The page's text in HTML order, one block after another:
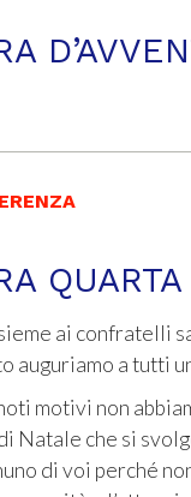
ai confratelli
auguriamo a tutti
motivi non
Natale che si
di voi perché